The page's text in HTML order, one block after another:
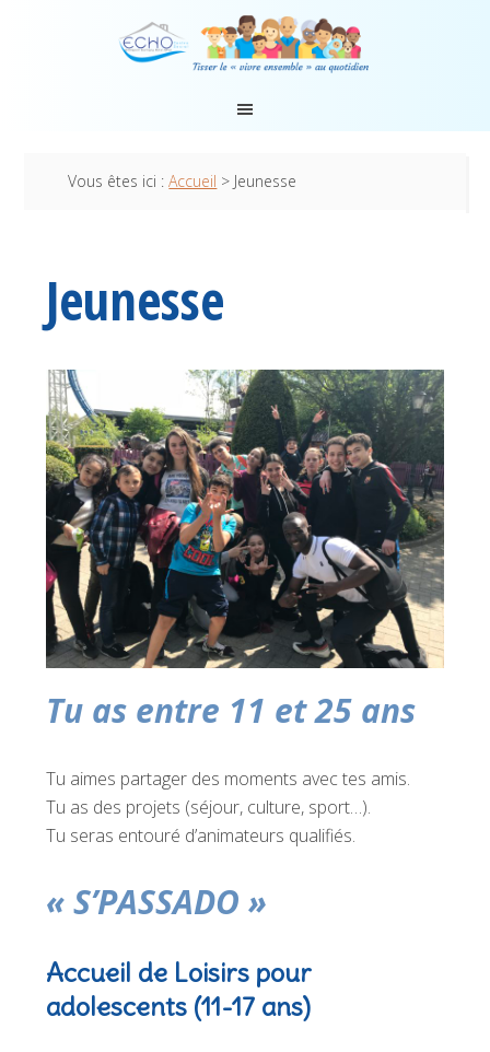
Vous êtes ici :Accueil > Jeunesse
Jeunesse
Tu as entre 11 et 25 ans
Tu aimes partager des moments avec tes amis.
Tu as des projets (séjour, culture, sport…).
Tu seras entouré d’animateurs qualifiés.
« S’PASSADO »
Accueil de Loisirs pour
adolescents (11-17 ans)